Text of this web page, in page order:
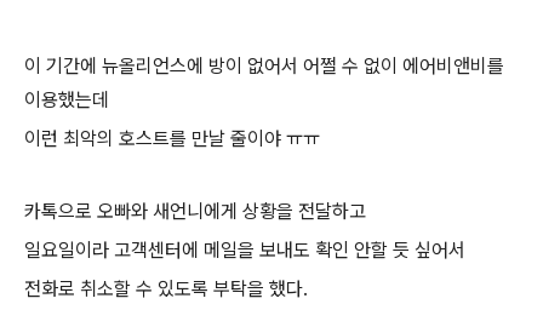
이 기간에 뉴올리언스에 방이 없어서 어쩔 수 없이 에어비앤비를
이용했는데
이런 최악의 호스트를 만날 줄이야 ㅠㅠ
카톡으로 오빠와 새언니에게 상황을 전달하고
일요일이라 고객센터에 메일을 보내도 확인 안할 듯 싶어서
전화로 취소할 수 있도록 부탁을 했다.